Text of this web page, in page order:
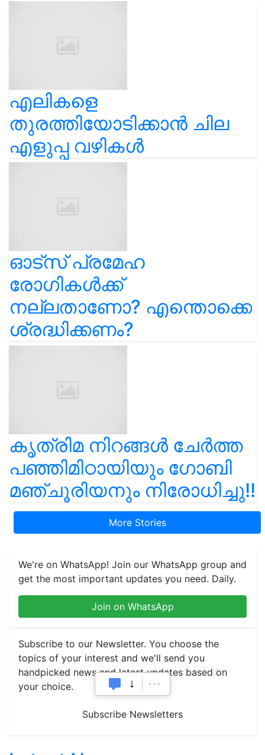
എലികളെ
തുരത്തിയോടിക്കാൻ ചില
എളുപ്പ വഴികൾ
ഓട്സ് പ്രമേഹ
രോഗികൾക്ക്
നല്ലതാണോ? എന്തൊക്കെ
ശ്രദ്ധിക്കണം?
കൃത്രിമ നിറങ്ങൾ ചേർത്ത
പഞ്ഞിമിഠായിയും ഗോബി
മഞ്ചൂരിയനും നിരോധിച്ചു!!
More Stories
We're on WhatsApp! Join our WhatsApp group and
get the most important updates you need. Daily.
Join on WhatsApp
Subscribe to our Newsletter. You choose the
topics of your interest and we'll send you
handpicked news and latest updates based on
your choice.
Subscribe Newsletters